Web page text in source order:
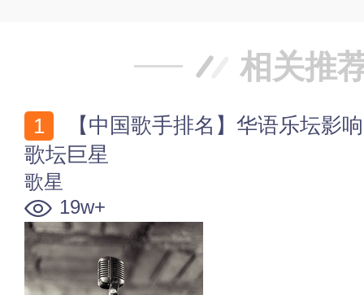
相关推
歌坛巨星
歌星
19w+